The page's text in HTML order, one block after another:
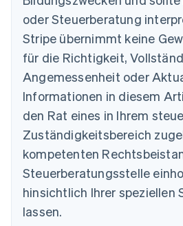
oder Steuerberatung
Stripe übernimmt keine
für die Richtigkeit,
Angemessenheit oder
Informationen in diesem
den Rat eines in Ihrem
Zuständigkeitsbereich
kompetenten
Steuerberatungsstelle
hinsichtlich Ihrer speziellen
lassen.
Australien
English
Nederlands FrançaisDeutschEnglish
Brasilien
English
Bulgarien
English
Dänemark
Deutschland
DeutschEnglish
Estland
English
Festlandchina
简体中文